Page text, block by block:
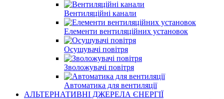
Вентиляційні канали
Елементи вентиляційних установок
Осушувачі повітря
Зволожувачі повітря
Автоматика для вентиляції
АЛЬТЕРНАТИВНІ ДЖЕРЕЛА ЄНЕРГІЇ